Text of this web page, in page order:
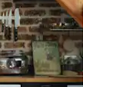
tacto o desliza el dedo.